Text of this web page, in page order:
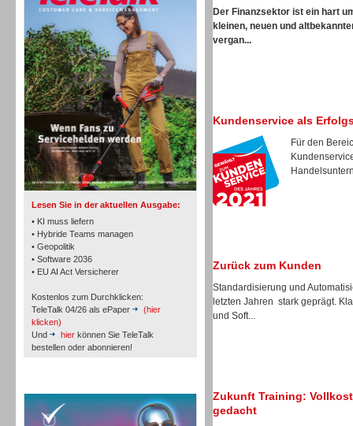
Lesen Sie in der aktuellen Ausgabe:
• KI muss liefern
• Hybride Teams managen
• Geopolitik
• Software 2036
• EU AI Act Versicherer
Kostenlos zum Durchklicken:
TeleTalk 04/26 als ePaper
(hier
klicken)
Und
hier können Sie TeleTalk
bestellen oder abonnieren!
TK- und ACD-Systeme
Workforce-Management
Der Finanzsektor ist ein hart
kleinen, neuen und
vergan...
Kundenservice als
Für den
Zurück zum Kunden
Standardisierung und
letzten Jahren stark geprägt.
und Soft...
Zukunft Training:
gedacht